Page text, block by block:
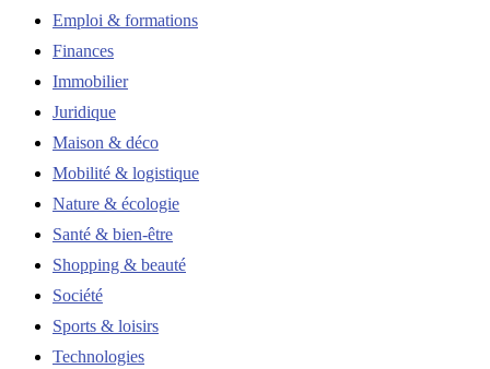
Emploi & formations
Finances
Immobilier
Juridique
Maison & déco
Mobilité & logistique
Nature & écologie
Santé & bien-être
Shopping & beauté
Société
Sports & loisirs
Technologies